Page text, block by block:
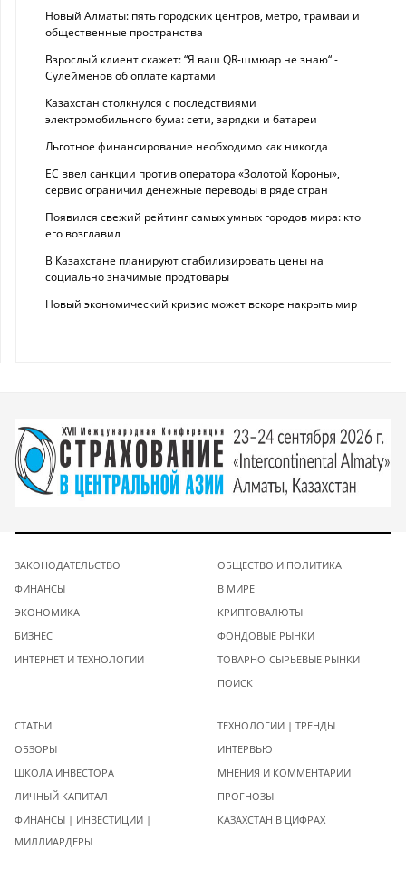
Новый Алматы: пять городских центров, метро, трамваи и
общественные пространства
Взрослый клиент скажет: “Я ваш QR-шмюар не знаю“ -
Сулейменов об оплате картами
Казахстан столкнулся с последствиями
электромобильного бума: сети, зарядки и батареи
Льготное финансирование необходимо как никогда
ЕС ввел санкции против оператора «Золотой Короны»,
сервис ограничил денежные переводы в ряде стран
Появился свежий рейтинг самых умных городов мира: кто
его возглавил
В Казахстане планируют стабилизировать цены на
социально значимые продтовары
Новый экономический кризис может вскоре накрыть мир
ЗАКОНОДАТЕЛЬСТВО
ФИНАНСЫ
ЭКОНОМИКА
БИЗНЕС
ИНТЕРНЕТ И ТЕХНОЛОГИИ
ОБЩЕСТВО И ПОЛИТИКА
В МИРЕ
КРИПТОВАЛЮТЫ
ФОНДОВЫЕ РЫНКИ
ТОВАРНО-СЫРЬЕВЫЕ РЫНКИ
ПОИСК
СТАТЬИ
ОБЗОРЫ
ШКОЛА ИНВЕСТОРА
ЛИЧНЫЙ КАПИТАЛ
ФИНАНСЫ | ИНВЕСТИЦИИ |
МИЛЛИАРДЕРЫ
ТЕХНОЛОГИИ | ТРЕНДЫ
ИНТЕРВЬЮ
МНЕНИЯ И КОММЕНТАРИИ
ПРОГНОЗЫ
КАЗАХСТАН В ЦИФРАХ